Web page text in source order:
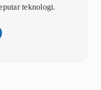
teknologi.